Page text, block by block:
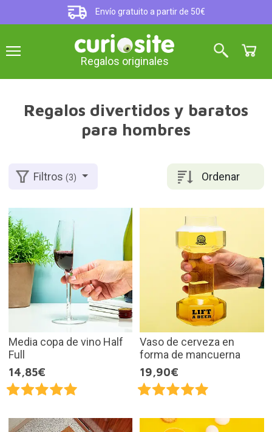
Envío gratuito a partir de 50€
Regalos originales
Regalos divertidos y baratos
para hombres
Ordenar
Filtros(3)
Media copa de vino Half
Full
14,85€
Vaso de cerveza en
forma de mancuerna
19,90€